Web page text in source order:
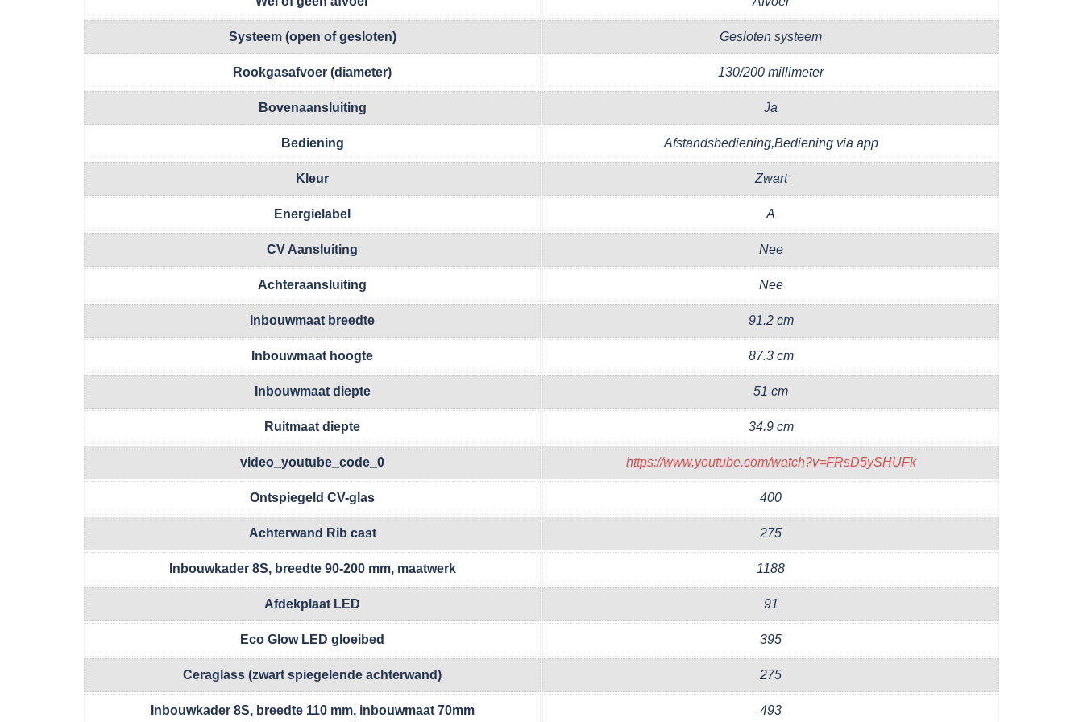
Systeem (open of gesloten) Gesloten systeem
Rookgasafvoer (diameter) 130/200 millimeter
Bovenaansluiting Ja
Bediening Afstandsbediening,Bediening via app
Kleur Zwart
Energielabel A
CV Aansluiting Nee
Achteraansluiting Nee
Inbouwmaat breedte 91.2 cm
Inbouwmaat hoogte 87.3 cm
Inbouwmaat diepte 51 cm
Ruitmaat diepte 34.9 cm
video_youtube_code_0 https://www.youtube.com/watch?v=FRsD5ySHUFk
Ontspiegeld CV-glas 400
Achterwand Rib cast 275
Inbouwkader 8S, breedte 90-200 mm, maatwerk 1188
Afdekplaat LED 91
Eco Glow LED gloeibed 395
Ceraglass (zwart spiegelende achterwand) 275
Inbouwkader 8S, breedte 110 mm, inbouwmaat 70mm 493